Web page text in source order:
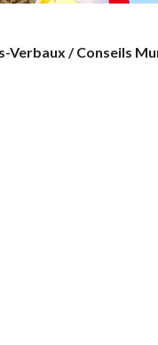
Verbaux / Conseils